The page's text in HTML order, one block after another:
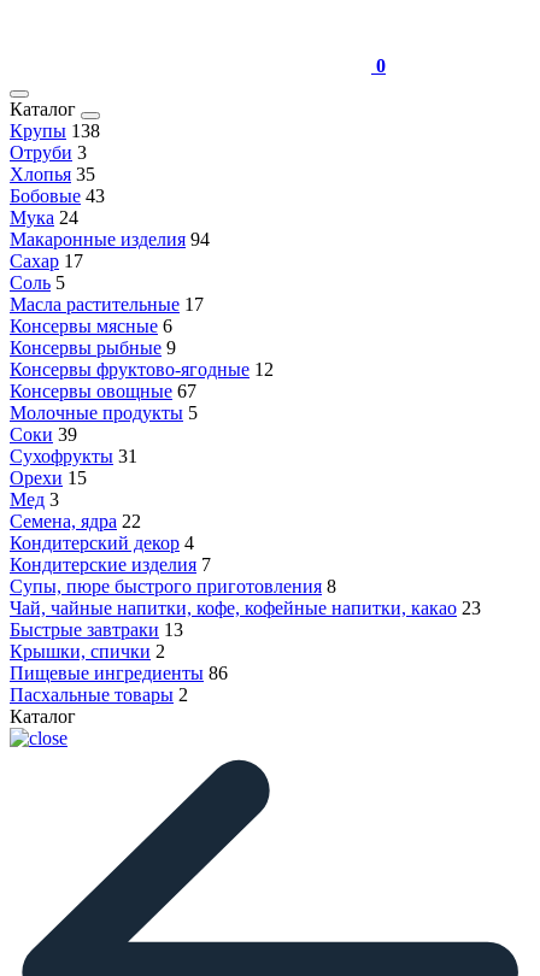
0
Каталог
Крупы 138
Отруби 3
Хлопья 35
Бобовые 43
Мука 24
Макаронные изделия 94
Сахар 17
Соль 5
Масла растительные 17
Консервы мясные 6
Консервы рыбные 9
Консервы фруктово-ягодные 12
Консервы овощные 67
Молочные продукты 5
Соки 39
Сухофрукты 31
Орехи 15
Мед 3
Семена, ядра 22
Кондитерский декор 4
Кондитерские изделия 7
Супы, пюре быстрого приготовления 8
Чай, чайные напитки, кофе, кофейные напитки, какао 23
Быстрые завтраки 13
Крышки, спички 2
Пищевые ингредиенты 86
Пасхальные товары 2
Каталог